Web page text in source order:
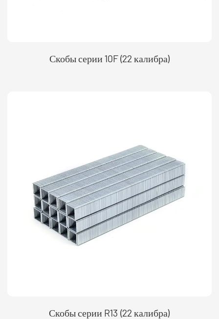
Скобы серии 10F (22 калибра)
Скобы серии R13 (22 калибра)